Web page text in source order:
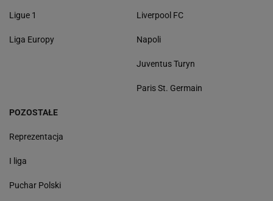
Ligue 1
Liga Europy
Liverpool FC
Napoli
Juventus Turyn
Paris St. Germain
POZOSTAŁE
Reprezentacja
I liga
Puchar Polski